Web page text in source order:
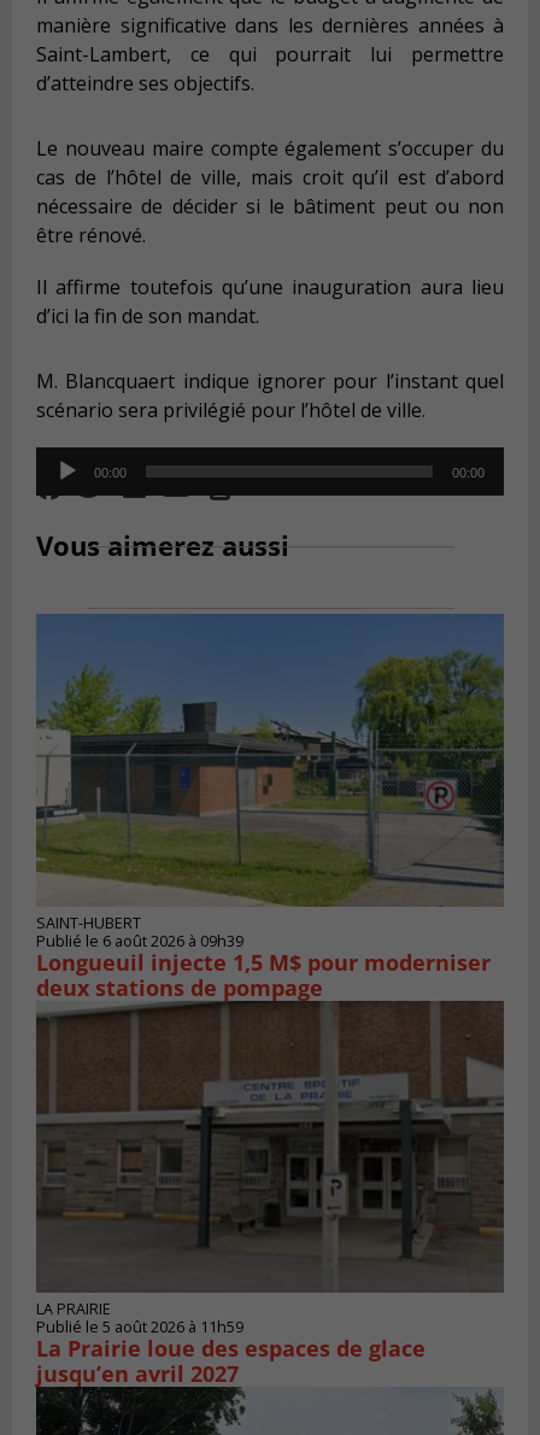
manière significative dans les dernières années à
Saint-Lambert, ce qui pourrait lui permettre
d’atteindre ses objectifs.
Le nouveau maire compte également s’occuper du
cas de l’hôtel de ville, mais croit qu’il est d’abord
nécessaire de décider si le bâtiment peut ou non
être rénové.
Il affirme toutefois qu’une inauguration aura lieu
d’ici la fin de son mandat.
M. Blancquaert indique ignorer pour l’instant quel
scénario sera privilégié pour l’hôtel de ville.
Audio
Player
00:00 00:00
Vous aimerez aussi
SAINT-HUBERT
Publié le 6 août 2026 à 09h39
Longueuil injecte 1,5 M$ pour moderniser
deux stations de pompage
LA PRAIRIE
Publié le 5 août 2026 à 11h59
La Prairie loue des espaces de glace
jusqu’en avril 2027